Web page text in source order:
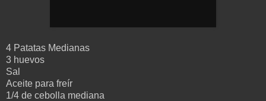
4 Patatas Medianas
3 huevos
Sal
Aceite para freír
1/4 de cebolla mediana